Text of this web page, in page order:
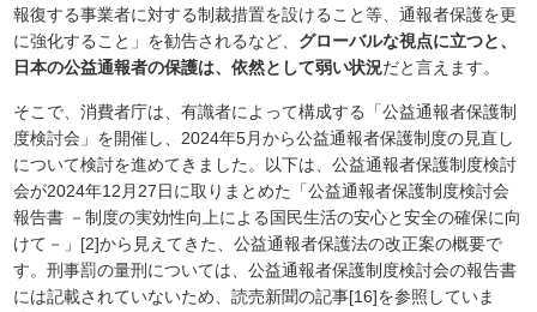
報復する事業者に対する制裁措置を設けること等、通報者保護を更
に強化すること」を勧告されるなど、 グローバルな視点に立つと、
日本の公益通報者の保護は、依然として弱い状況だと言えます。
そこで、消費者庁は、有識者によって構成する「公益通報者保護制
度検討会」を開催し、2024年5月から公益通報者保護制度の見直し
について検討を進めてきました。以下は、公益通報者保護制度検討
会が2024年12月27日に取りまとめた「公益通報者保護制度検討会
報告書 －制度の実効性向上による国民生活の安心と安全の確保に向
けて－」[2]から見えてきた、公益通報者保護法の改正案の概要で
す。刑事罰の量刑については、公益通報者保護制度検討会の報告書
には記載されていないため、読売新聞の記事[16]を参照していま